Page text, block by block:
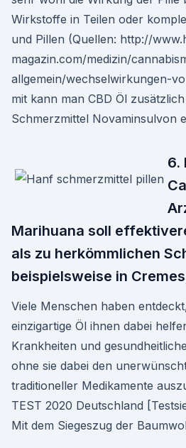
Wirkstoffe in Teilen oder
und Pillen (Quellen: http://
magazin.com/medizin/
allgemein/wechselwirkungen-
mit kann man CBD Öl
Schmerzmittel Novaminsulvon
6.
Marihuana soll
als zu herkömmlichen
beispielsweise in
Viele Menschen haben
einzigartige Öl ihnen dabei
Krankheiten und
ohne sie dabei den
traditioneller Medikamente
TEST 2020 Deutschland
Mit dem Siegeszug der